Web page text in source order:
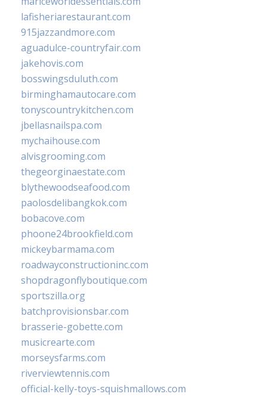
lafisheriarestaurant.com
915jazzandmore.com
aguadulce-countryfair.com
jakehovis.com
bosswingsduluth.com
birminghamautocare.com
tonyscountrykitchen.com
jbellasnailspa.com
mychaihouse.com
alvisgrooming.com
thegeorginaestate.com
blythewoodseafood.com
paolosdelibangkok.com
bobacove.com
phoone24brookfield.com
mickeybarmama.com
roadwayconstructioninc.com
shopdragonflyboutique.com
sportszilla.org
batchprovisionsbar.com
brasserie-gobette.com
musicrearte.com
morseysfarms.com
riverviewtennis.com
official-kelly-toys-squishmallows.com